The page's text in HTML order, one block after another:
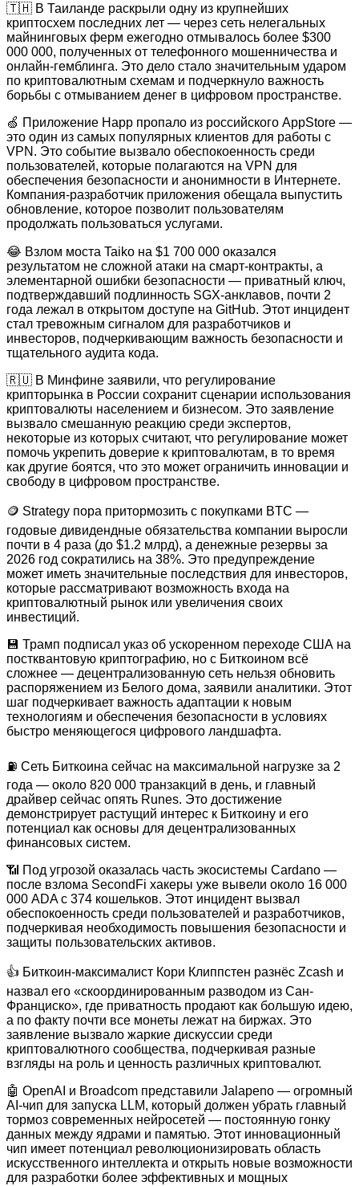
🇹🇭 В Таиланде раскрыли одну из крупнейших
криптосхем последних лет — через сеть нелегальных
майнинговых ферм ежегодно отмывалось более $300
000 000, полученных от телефонного мошенничества и
онлайн-гемблинга. Это дело стало значительным ударом
по криптовалютным схемам и подчеркнуло важность
борьбы с отмыванием денег в цифровом пространстве.
🍏 Приложение Happ пропало из российского AppStore —
это один из самых популярных клиентов для работы с
VPN. Это событие вызвало обеспокоенность среди
пользователей, которые полагаются на VPN для
обеспечения безопасности и анонимности в Интернете.
Компания-разработчик приложения обещала выпустить
обновление, которое позволит пользователям
продолжать пользоваться услугами.
😂 Взлом моста Taiko на $1 700 000 оказался
результатом не сложной атаки на смарт-контракты, а
элементарной ошибки безопасности — приватный ключ,
подтверждавший подлинность SGX-анклавов, почти 2
года лежал в открытом доступе на GitHub. Этот инцидент
стал тревожным сигналом для разработчиков и
инвесторов, подчеркивающим важность безопасности и
тщательного аудита кода.
🇷🇺 В Минфине заявили, что регулирование
крипторынка в России сохранит сценарии использования
криптовалюты населением и бизнесом. Это заявление
вызвало смешанную реакцию среди экспертов,
некоторые из которых считают, что регулирование может
помочь укрепить доверие к криптовалютам, в то время
как другие боятся, что это может ограничить инновации и
свободу в цифровом пространстве.
🪙 Strategy пора притормозить с покупками BTC —
годовые дивидендные обязательства компании выросли
почти в 4 раза (до $1.2 млрд), а денежные резервы за
2026 год сократились на 38%. Это предупреждение
может иметь значительные последствия для инвесторов,
которые рассматривают возможность входа на
криптовалютный рынок или увеличения своих
инвестиций.
💾 Трамп подписал указ об ускоренном переходе США на
постквантовую криптографию, но с Биткоином всё
сложнее — децентрализованную сеть нельзя обновить
распоряжением из Белого дома, заявили аналитики. Этот
шаг подчеркивает важность адаптации к новым
технологиям и обеспечения безопасности в условиях
быстро меняющегося цифрового ландшафта.
⛽️ Сеть Биткоина сейчас на максимальной нагрузке за 2
года — около 820 000 транзакций в день, и главный
драйвер сейчас опять Runes. Это достижение
демонстрирует растущий интерес к Биткоину и его
потенциал как основы для децентрализованных
финансовых систем.
📶 Под угрозой оказалась часть экосистемы Cardano —
после взлома SecondFi хакеры уже вывели около 16 000
000 ADA с 374 кошельков. Этот инцидент вызвал
обеспокоенность среди пользователей и разработчиков,
подчеркивая необходимость повышения безопасности и
защиты пользовательских активов.
👍 Биткоин-максималист Кори Клиппстен разнёс Zcash и
назвал его «скоординированным разводом из Сан-
Франциско», где приватность продают как большую идею,
а по факту почти все монеты лежат на биржах. Это
заявление вызвало жаркие дискуссии среди
криптовалютного сообщества, подчеркивая разные
взгляды на роль и ценность различных криптовалют.
🤖 OpenAI и Broadcom представили Jalapeno — огромный
AI-чип для запуска LLM, который должен убрать главный
тормоз современных нейросетей — постоянную гонку
данных между ядрами и памятью. Этот инновационный
чип имеет потенциал революционизировать область
искусственного интеллекта и открыть новые возможности
для разработки более эффективных и мощных